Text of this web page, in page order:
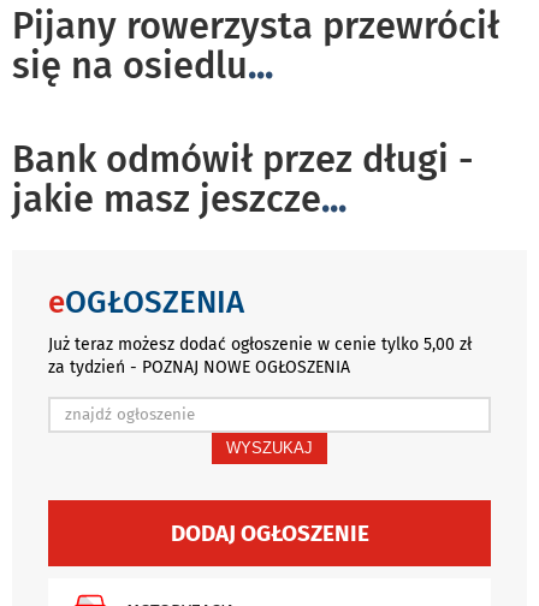
Pijany rowerzysta przewrócił
się na osiedlu...
Bank odmówił przez długi -
jakie masz jeszcze...
eOGŁOSZENIA
Już teraz możesz dodać ogłoszenie w cenie tylko 5,00 zł
za tydzień - POZNAJ NOWE OGŁOSZENIA
WYSZUKAJ
DODAJ OGŁOSZENIE